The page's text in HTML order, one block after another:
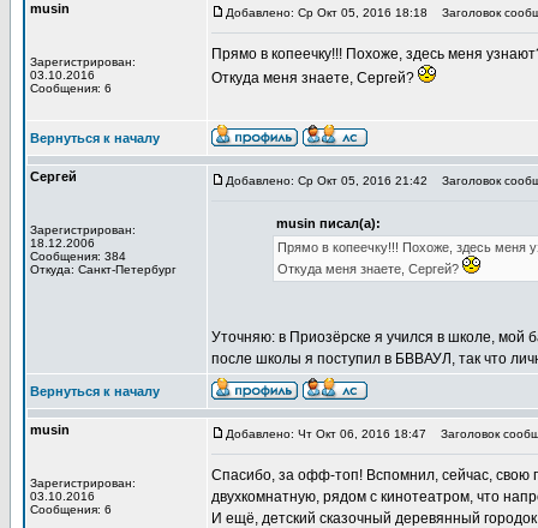
musin
Зарегистрирован:
03.10.2016
Сообщения: 6
Добавлено: Ср Окт 05, 2016 18:18 Заголовок
Прямо в копеечку!!! Похоже, здесь меня
Откуда меня знаете, Сергей?
Вернуться к началу
Сергей
Зарегистрирован:
18.12.2006
Сообщения: 384
Откуда: Санкт-Петербург
Добавлено: Ср Окт 05, 2016 21:42 Заголовок
musin писал(а):
Прямо в копеечку!!! Похоже, здесь меня
Откуда меня знаете, Сергей?
Уточняю: в Приозёрске я учился в школе, мой
после школы я поступил в БВВАУЛ, так что
Вернуться к началу
musin
Зарегистрирован:
03.10.2016
Сообщения: 6
Добавлено: Чт Окт 06, 2016 18:47 Заголовок
Спасибо, за офф-топ! Вспомнил, сейчас, свою
двухкомнатную, рядом с кинотеатром, что
И ещё, детский сказочный деревянный